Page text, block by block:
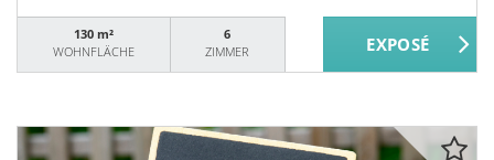
130 m²
WOHNFLÄCHE
6
ZIMMER